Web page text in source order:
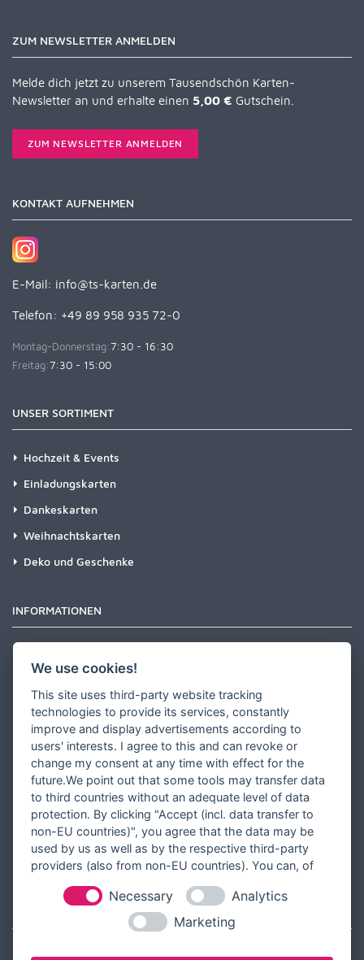
ZUM NEWSLETTER ANMELDEN
Melde dich jetzt zu unserem Tausendschön Karten-
Newsletter an und erhalte einen 5,00 € Gutschein.
ZUM NEWSLETTER ANMELDEN
KONTAKT AUFNEHMEN
E-Mail: info@ts-karten.de
Telefon: +49 89 958 935 72-0
Montag-Donnerstag:7:30 - 16:30
Freitag:7:30 - 15:00
UNSER SORTIMENT
Hochzeit & Events
Einladungskarten
Dankeskarten
Weihnachtskarten
Deko und Geschenke
INFORMATIONEN
Versandinformationen
Partner werden
Designer werden
Über Tausendschön Karten
Blog
Ratgeber
Unsere Partner
Kontakt aufnehmen
We use cookies!
This site uses third-party website tracking
technologies to provide its services, constantly
improve and display advertisements according to
users' interests. I agree to this and can revoke or
change my consent at any time with effect for the
future.We point out that some tools may transfer data
to third countries without an adequate level of data
protection. By clicking "Accept (incl. data transfer to
non-EU countries)", you agree that the data may be
used by us as well as by the respective third-party
providers (also from non-EU countries). You can, of
Necessary
Analytics
Marketing